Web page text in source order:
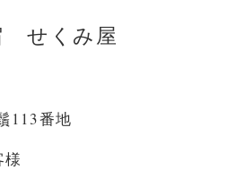
せくみ屋
113番地